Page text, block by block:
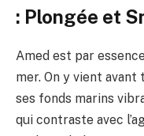
: Plongée et
Amed est par
mer. On y vient
ses fonds marins
qui contraste avec